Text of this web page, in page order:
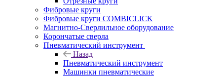
Фибровые круги
Фибровые круги COMBICLICK
Магнитно-Сверлильное оборудование
Корончатые сверла
Пневматический инструмент
Назад
Пневматический инструмент
Машинки пневматические